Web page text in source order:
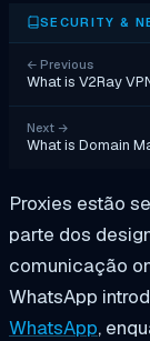
SECURITY &
← Previous
What is V2Ray
Next →
What is Domain
Proxies estão
parte dos
comunicação
WhatsApp
WhatsApp,